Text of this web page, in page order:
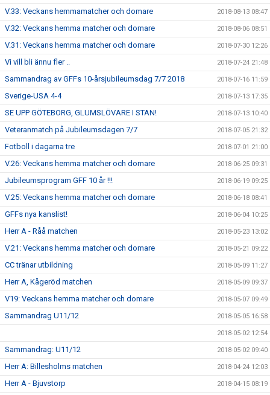
V.33: Veckans hemmamatcher och domare 2018-08-13 08:47
V.32: Veckans hemma matcher och domare 2018-08-06 08:51
V.31: Veckans hemma matcher och domare 2018-07-30 12:26
Vi vill bli ännu fler .. 2018-07-24 21:48
Sammandrag av GFFs 10-årsjubileumsdag 7/7 2018 2018-07-16 11:59
Sverige-USA 4-4 2018-07-13 17:35
SE UPP GÖTEBORG, GLUMSLÖVARE I STAN! 2018-07-13 10:40
Veteranmatch på Jubileumsdagen 7/7 2018-07-05 21:32
Fotboll i dagarna tre 2018-07-01 21:00
V.26: Veckans hemma matcher och domare 2018-06-25 09:31
Jubileumsprogram GFF 10 år !!! 2018-06-19 09:25
V.25: Veckans hemma matcher och domare 2018-06-18 08:41
GFFs nya kanslist! 2018-06-04 10:25
Herr A - Råå matchen 2018-05-23 13:02
V.21: Veckans hemma matcher och domare 2018-05-21 09:22
CC tränar utbildning 2018-05-09 11:27
Herr A, Kågeröd matchen 2018-05-09 09:37
V19: Veckans hemma matcher och domare 2018-05-07 09:49
Sammandrag U11/12 2018-05-05 16:58
2018-05-02 12:54
Sammandrag: U11/12 2018-05-02 09:40
Herr A: Billesholms matchen 2018-04-24 12:03
Herr A - Bjuvstorp 2018-04-15 08:19